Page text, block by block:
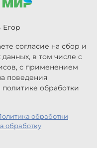
Егор
согласие на сбор и
в том числе с
с применением
поведения
обработки
обработки
обработку